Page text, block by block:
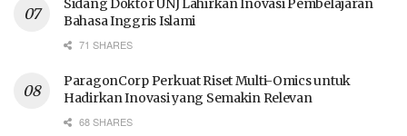
Sidang Doktor UNJ Lahirkan Inovasi Pembelajaran
Bahasa Inggris Islami
71 SHARES
ParagonCorp Perkuat Riset Multi-Omics untuk
Hadirkan Inovasi yang Semakin Relevan
68 SHARES